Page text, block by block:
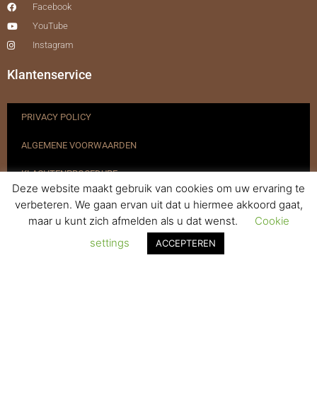
Facebook
YouTube
Instagram
Klantenservice
PRIVACY POLICY
ALGEMENE VOORWAARDEN
KLACHTENPROCEDURE
VERZENDEN & RETOURNEREN
Deze website maakt gebruik van cookies om uw ervaring te
verbeteren. We gaan ervan uit dat u hiermee akkoord gaat,
maar u kunt zich afmelden als u dat wenst.
Cookie
settings
ACCEPTEREN